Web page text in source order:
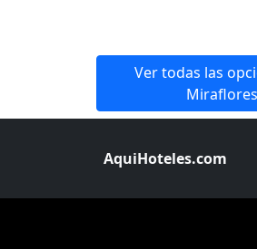
Ver todas las
Miraflores
AquiHoteles.com